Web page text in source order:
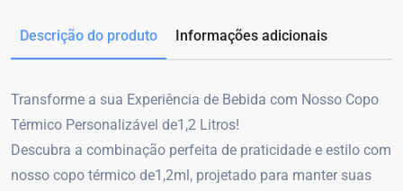
Descrição do produto Informações adicionais
Transforme a sua Experiência de Bebida com Nosso Copo
Térmico Personalizável de1,2 Litros!
Descubra a combinação perfeita de praticidade e estilo com
nosso copo térmico de1,2ml, projetado para manter suas